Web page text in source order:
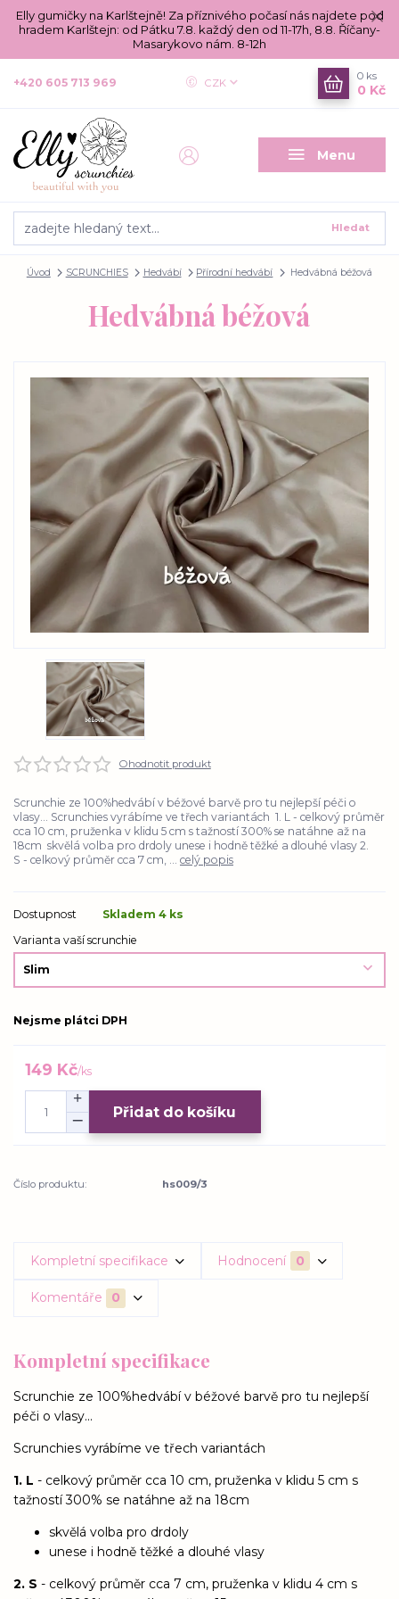
Elly gumičky na Karlštejně! Za příznivého počasí nás najdete pod
hradem Karlštejn: od Pátku 7.8. každý den od 11-17h, 8.8. Říčany-
Masarykovo nám. 8-12h
Menu
CZK
Hledat
+420 605 713 969
0 ks
0 Kč
Úvod SCRUNCHIES Hedvábí Přírodní hedvábí Hedvábná béžová
Hedvábná béžová
Ohodnotit produkt
Scrunchie ze 100%hedvábí v béžové barvě pro tu nejlepší péči o
vlasy... Scrunchies vyrábíme ve třech variantách 1. L - celkový průměr
cca 10 cm, pruženka v klidu 5 cm s tažností 300% se natáhne až na
18cm skvělá volba pro drdoly unese i hodně těžké a dlouhé vlasy 2.
S - celkový průměr cca 7 cm, ... celý popis
Dostupnost
Skladem 4 ks
Varianta vaší scrunchie
Nejsme plátci DPH
149 Kč/ks
Přidat do košíku
Číslo produktu: hs009/3
Kompletní specifikace Hodnocení 0
Komentáře 0
Kompletní specifikace
Scrunchie ze 100%hedvábí v béžové barvě pro tu nejlepší
péči o vlasy...
Scrunchies vyrábíme ve třech variantách
1. L - celkový průměr cca 10 cm, pruženka v klidu 5 cm s
tažností 300% se natáhne až na 18cm
skvělá volba pro drdoly
unese i hodně těžké a dlouhé vlasy
2. S - celkový průměr cca 7 cm, pruženka v klidu 4 cm s